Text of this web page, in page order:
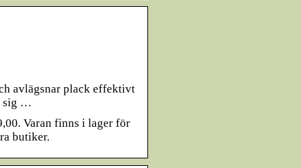
avlägsnar plack effektivt
sig …
Varan finns i lager för
butiker.